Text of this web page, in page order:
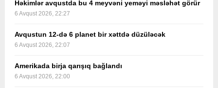
Həkimlər avqustda bu 4 meyvəni yeməyi məsləhət görür
6 Avqust 2026, 22:27
Avqustun 12-də 6 planet bir xəttdə düzüləcək
6 Avqust 2026, 22:07
Amerikada birja qarışıq bağlandı
6 Avqust 2026, 22:00